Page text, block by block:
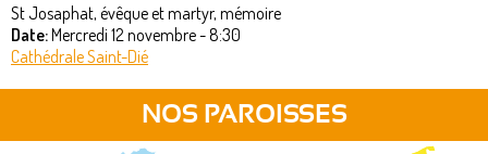
St Josaphat, évêque et martyr, mémoire
Date:Mercredi 12 novembre - 8:30
Cathédrale Saint-Dié
NOS PAROISSES